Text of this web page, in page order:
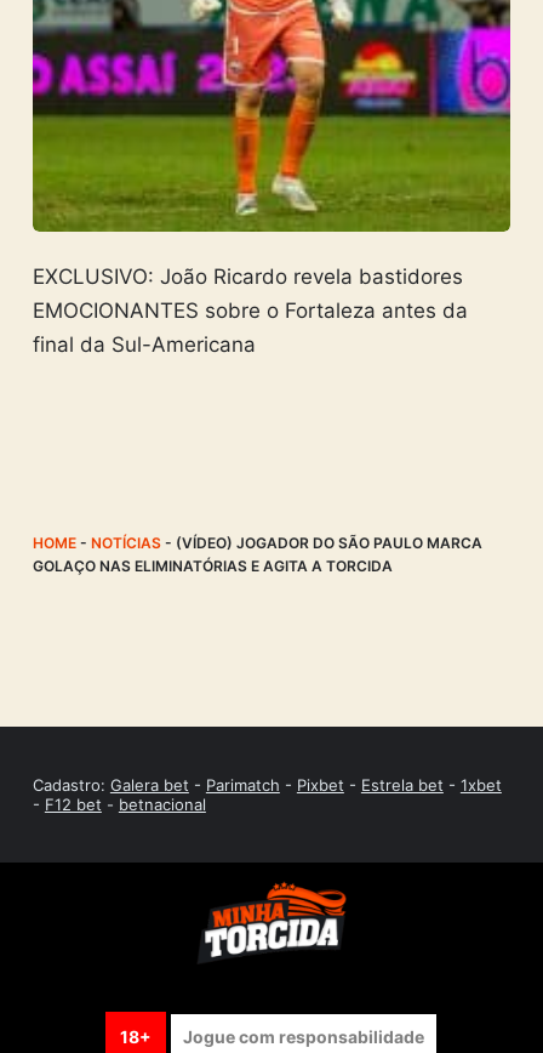
EXCLUSIVO: João Ricardo revela bastidores
EMOCIONANTES sobre o Fortaleza antes da
final da Sul-Americana
HOME- NOTÍCIAS- (VÍDEO) JOGADOR DO SÃO PAULO MARCA
GOLAÇO NAS ELIMINATÓRIAS E AGITA A TORCIDA
Cadastro: Galera bet - Parimatch - Pixbet - Estrela bet - 1xbet
- F12 bet - betnacional
18+ Jogue com responsabilidade